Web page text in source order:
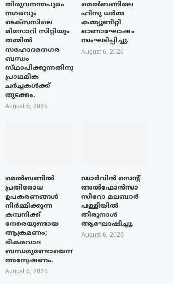
തിരുവനന്തപുരം
നഗരവും
ടെക്‌സസിലെ
മിസോറി സിറ്റിയും
തമ്മിൽ
സഹോദരനഗര
ബന്ധം
സ്‌ഥാപിക്കുന്നതിനുള്ള
പ്രാഥമിക
ചർച്ചകൾക്ക്
തുടക്കം.
August 6, 2026
മെൽബണിലെ
ഹിന്ദു ധർമ്മ
കമ്മ്യൂണിറ്റി
ഓണാഘോഷം
സംഘടിപ്പിച്ചു.
August 6, 2026
മെൽബണിൽ
പ്രതിരോധ
ഉപകരണങ്ങൾ
നിർമ്മിക്കുന്ന
കമ്പനിക്ക്
നേരെയുണ്ടായ
ആക്രമണം;
ഭീകരവാദ
ബന്ധമുണ്ടോയെന്ന്
അന്വേഷണം.
August 6, 2026
ഡാർവിൻ സെന്റ്
അൽഫോൻസാ
സിറോ മലബാർ
പള്ളിയിൽ
തിരുനാൾ
ആഘോഷിച്ചു.
August 6, 2026